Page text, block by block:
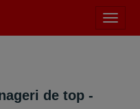
meniu
de top -